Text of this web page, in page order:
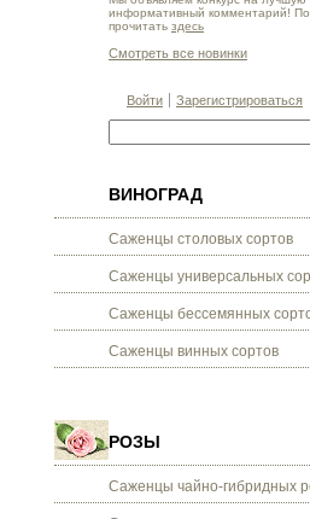
информативный комментарий!
прочитать здесь
Смотреть все новинки
Войти Зарегистрироваться
ВИНОГРАД
Саженцы столовых сортов
Саженцы универсальных
Саженцы бессемянных
Саженцы винных сортов
РОЗЫ
Саженцы чайно-гибридных